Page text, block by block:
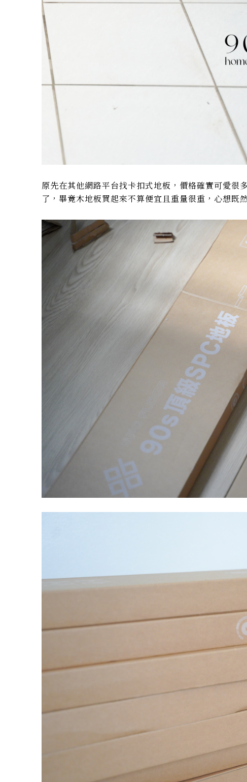
原先在其他網路平台找卡扣式地板，價格確實可愛很
了，畢竟木地板買起來不算便宜且重量很重，心想既